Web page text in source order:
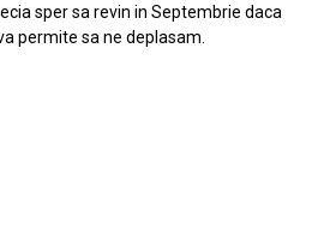
sper sa revin in Septembrie daca
permite sa ne deplasam.